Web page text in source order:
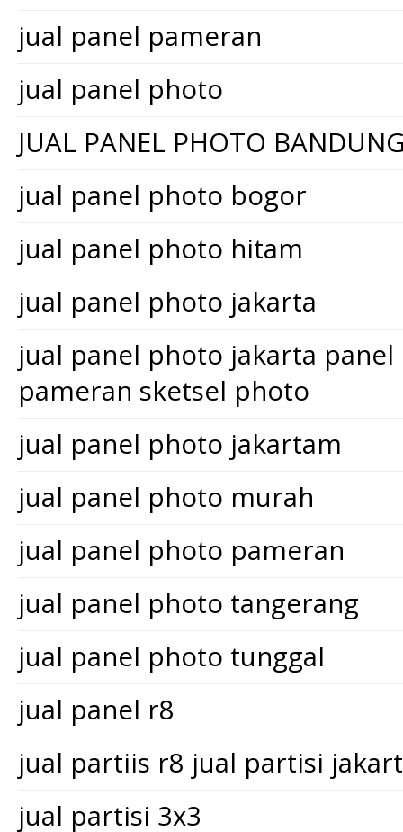
jual panel pameran
jual panel photo
JUAL PANEL PHOTO
jual panel photo bogor
jual panel photo hitam
jual panel photo jakarta
jual panel photo jakarta
pameran sketsel photo
jual panel photo jakartam
jual panel photo murah
jual panel photo pameran
jual panel photo tangerang
jual panel photo tunggal
jual panel r8
jual partiis r8 jual partisi
jual partisi 3x3